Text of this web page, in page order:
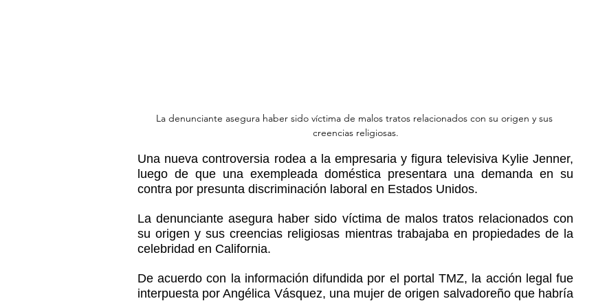
La denunciante asegura haber sido víctima de malos tratos relacionados con su origen y sus
creencias religiosas.
Una nueva controversia rodea a la empresaria y figura televisiva Kylie Jenner,
luego de que una exempleada doméstica presentara una demanda en su
contra por presunta discriminación laboral en Estados Unidos.
La denunciante asegura haber sido víctima de malos tratos relacionados con
su origen y sus creencias religiosas mientras trabajaba en propiedades de la
celebridad en California.
De acuerdo con la información difundida por el portal TMZ, la acción legal fue
interpuesta por Angélica Vásquez, una mujer de origen salvadoreño que habría